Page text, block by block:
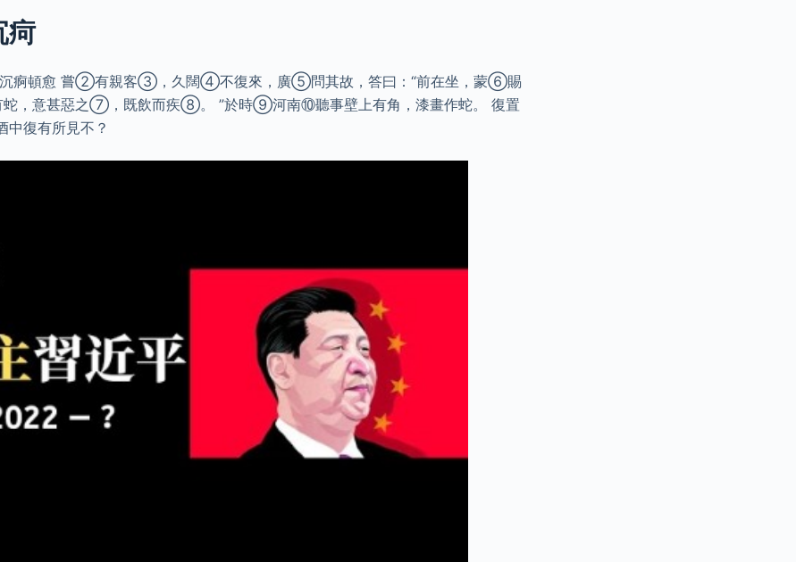
疴
沉痾頓愈 嘗②有親客③，久闊④不復來，廣⑤問其故，答曰：“前在坐，蒙⑥賜
蛇，意甚惡之⑦，既飲而疾⑧。 ”於時⑨河南⑩聽事壁上有角，漆畫作蛇。 復置
中復有所見不？